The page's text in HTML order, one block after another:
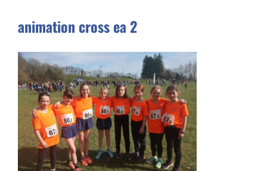
Contact
animation cross ea 2